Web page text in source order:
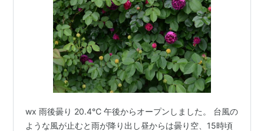
wx 雨後曇り 20.4℃ 午後からオープンしました。 台風の
ような風が止むと雨が降り出し昼からは曇り空、15時頃